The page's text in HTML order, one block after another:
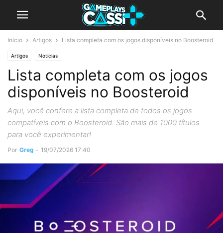
Início Artigos Lista completa com os jogos disponíveis no Boosteroid
Artigos Notícias
Lista completa com os jogos
disponíveis no Boosteroid
Aqui, você confere a lista completa de todos os jogos
compatíveis com o Boosteroid. São mais de 1000 títulos
para você experimentar!
Por Greg - 19/07/2026 17:40